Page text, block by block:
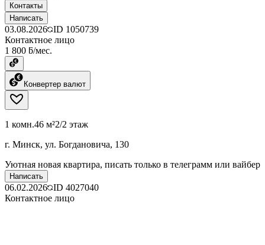
Контакты
Написать
03.08.2026 ID 1050739
Контактное лицо
1 800 ƃ/мес.
Конвертер валют
1 комн.46 м²2/2 этаж
г. Минск, ул. Богдановича, 130
Уютная новая квартира, писать только в телеграмм или вайбер
Написать
06.02.2026 ID 4027040
Контактное лицо